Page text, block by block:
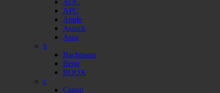
AOC
APC
Apple
Asrock
Asus
b
Bachmann
Benq
BOOX
c
Canon